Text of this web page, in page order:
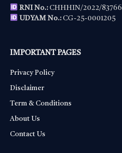
RNI No.:CHHHIN/2022/83766
UDYAM No.:CG-25-0001205
IMPORTANT PAGES
Privacy Policy
Disclaimer
Term & Conditions
About Us
Contact Us